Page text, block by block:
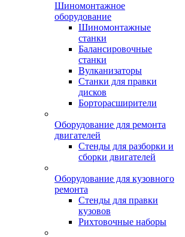
Шиномонтажное
оборудование
Шиномонтажные
станки
Балансировочные
станки
Вулканизаторы
Станки для правки
дисков
Борторасширители
Оборудование для ремонта
двигателей
Стенды для разборки и
сборки двигателей
Оборудование для кузовного
ремонта
Стенды для правки
кузовов
Рихтовочные наборы